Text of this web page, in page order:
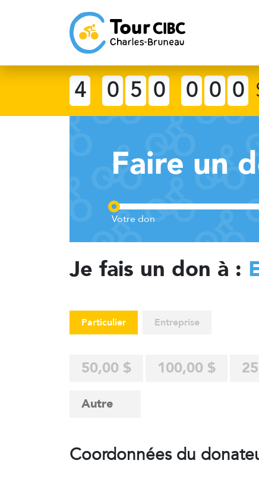
4 0 5 0 0 0 0
Faire un
Je fais un don à :
Particulier Entreprise
50,00 $ 100,00 $
Coordonnées du